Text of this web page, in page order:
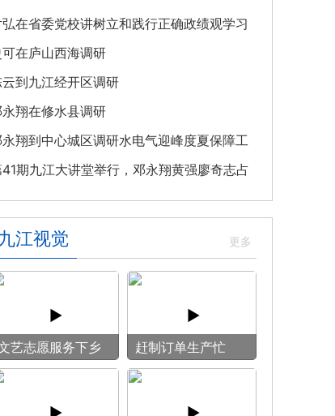
在省委党校讲树立和践行正确政绩观学习
育专题党课
可在庐山西海调研
云到九江经开区调研
翔在修水县调研
翔到中心城区调研水电气迎峰度夏保障工
期九江大讲堂举行，邓永翔黄强廖奇志占
席
九江视觉
艺志愿服务下乡
镜头记录乡村笑
赶制订单生产忙